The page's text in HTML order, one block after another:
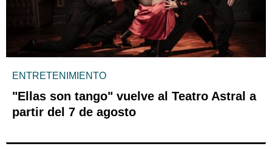
ENTRETENIMIENTO
"Ellas son tango" vuelve al Teatro Astral a
partir del 7 de agosto